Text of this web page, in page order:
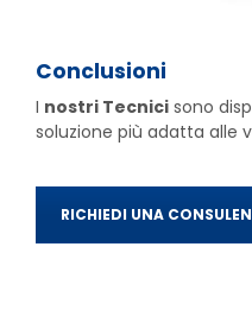
Conclusioni
I nostri Tecnici sono
soluzione più adatta alle
RICHIEDI UNA